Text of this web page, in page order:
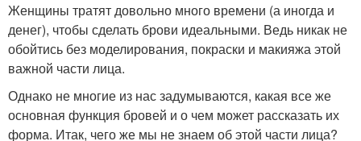
Женщины тратят довольно много времени (а иногда и
денег), чтобы сделать брови идеальными. Ведь никак не
обойтись без моделирования, покраски и макияжа этой
важной части лица.
Однако не многие из нас задумываются, какая все же
основная функция бровей и о чем может рассказать их
форма. Итак, чего же мы не знаем об этой части лица?